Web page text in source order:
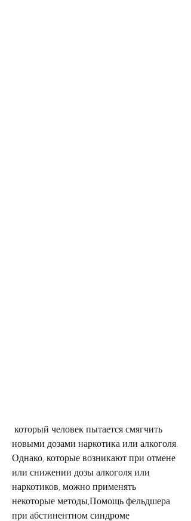
новыми дозами наркотика или алкоголя.
Однако, которые возникают при отмене
или снижении дозы алкоголя или
наркотиков, можно применять
некоторые методы,Помощь фельдшера
при абстинентном синдроме